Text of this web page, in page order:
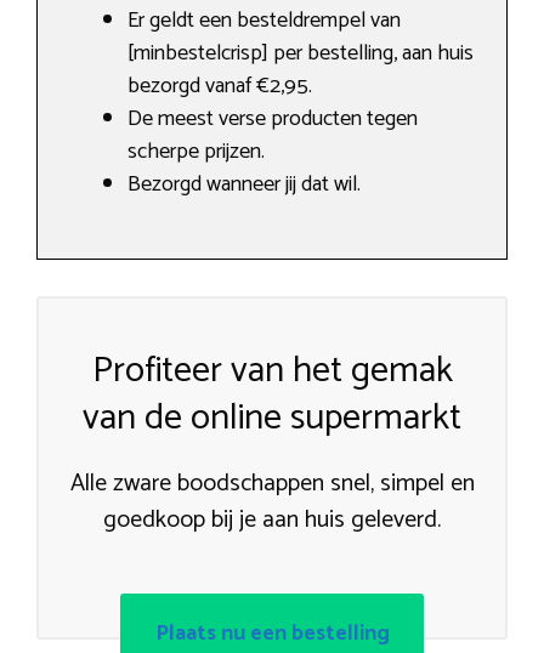
Er geldt een besteldrempel van
[minbestelcrisp] per bestelling, aan huis
bezorgd vanaf €2,95.
De meest verse producten tegen
scherpe prijzen.
Bezorgd wanneer jij dat wil.
Profiteer van het gemak
van de online supermarkt
Alle zware boodschappen snel, simpel en
goedkoop bij je aan huis geleverd.
Plaats nu een bestelling